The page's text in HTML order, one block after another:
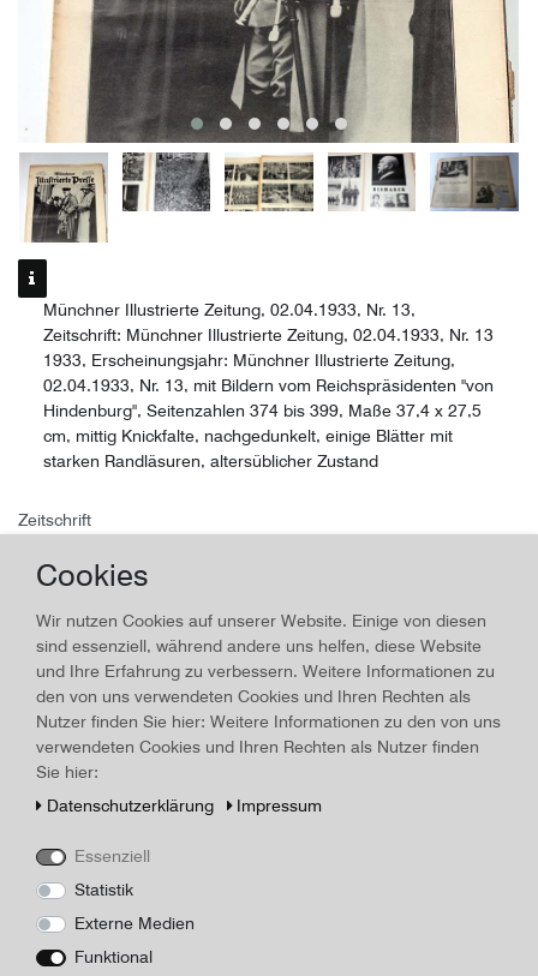
Münchner Illustrierte Zeitung, 02.04.1933, Nr. 13,
Zeitschrift: Münchner Illustrierte Zeitung, 02.04.1933, Nr. 13
1933, Erscheinungsjahr: Münchner Illustrierte Zeitung,
02.04.1933, Nr. 13, mit Bildern vom Reichspräsidenten "von
Hindenburg", Seitenzahlen 374 bis 399, Maße 37,4 x 27,5
cm, mittig Knickfalte, nachgedunkelt, einige Blätter mit
starken Randläsuren, altersüblicher Zustand
Zeitschrift
Münchner Illustrierte Zeitung,
Land/Ort:München, Erscheinungsjahr: 1933
Technisches
Merkmal
Wert
Art.-ID 16456
Beschreibung
Münchner Illustrierte Zeitung, 02.04.1933, Nr. 13, mit Bildern vom
Reichspräsidenten "von Hindenburg", Seitenzahlen 374 bis 399,
Blätter mit starken Randläsuren, altersüblicher Zustand
Herausgeber/Autor
Münchner Illustrierte Zeitung
Cookies
Wir nutzen Cookies auf unserer Website. Einige von diesen
sind essenziell, während andere uns helfen, diese Website
und Ihre Erfahrung zu verbessern. Weitere Informationen zu
den von uns verwendeten Cookies und Ihren Rechten als
Nutzer finden Sie hier: Weitere Informationen zu den von uns
verwendeten Cookies und Ihren Rechten als Nutzer finden
Sie hier:
Daten­schutz­erklärung
Impressum
Essenziell
Statistik
Externe Medien
Funktional